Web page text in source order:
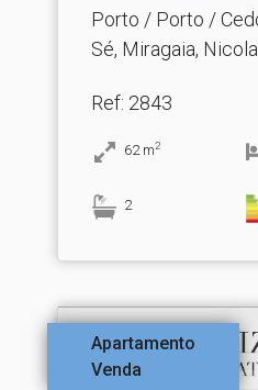
Porto / Porto /
Sé, Miragaia,
Ref: 2843
62 m2
2
Apartamento
Venda